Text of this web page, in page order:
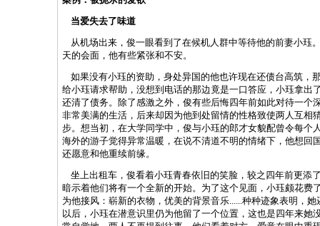
当爱失去了味道
从机场出来，俊一眼看到了在候机人群中等待他的前妻小珏
天的会面，他有些紧张和不安。
如果没有小珏的资助，身处异国的他也许现在还债台高筑，
给小珏请求帮助，没想到电话的那边竟是一口答应，小珏拿出
还清了债务。除了感激之外，俊有些后悔四年前如此对待一个
非常美满的生活，后来却因为他到处留情的性格致使两人互相
步。想当初，在大学同学中，俊与小珏的郎才女貌配曾令每个
海外的游子觉得异常温暖，在说不清道不明的情绪下，他想回
还愿意和他重续前缘。
坐上出租车，俊看着小珏青春依旧的笑脸，较之四年前更添
暗示着他们将有一个全新的开始。为了这个见面，小珏颇花费
为他接风：崭新的衣物，优美的背景音乐......种种迹象表明，
以后，小珏在潜意识里仍为他留了一个位置，这也是四年来她